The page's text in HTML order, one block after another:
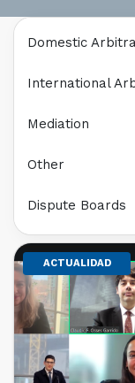
ACTUALIDAD
Domestic
International
Mediation
Other
Dispute Boards